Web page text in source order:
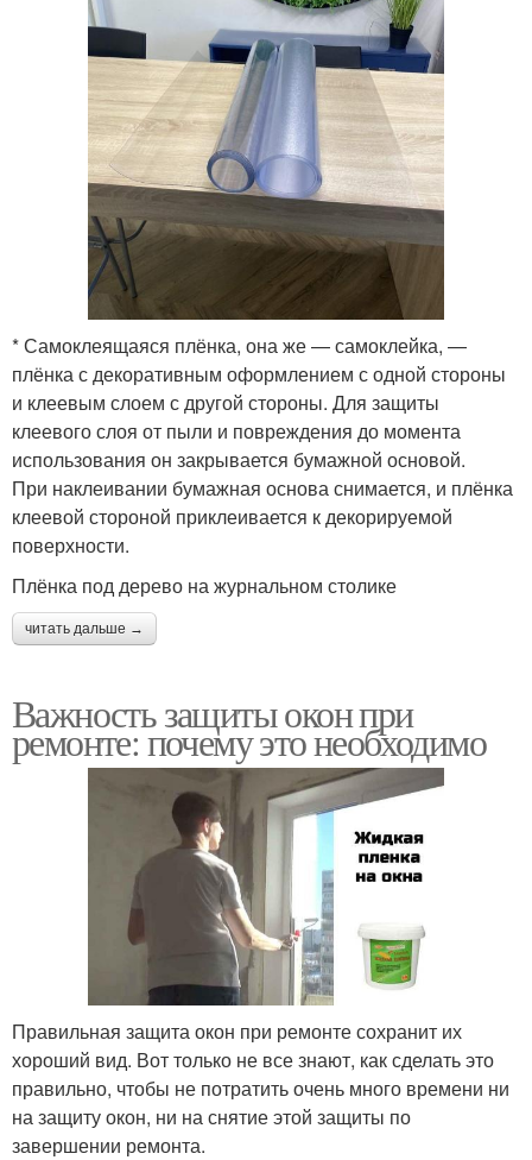
* Самоклеящаяся плёнка, она же — самоклейка, —
плёнка с декоративным оформлением с одной стороны
и клеевым слоем с другой стороны. Для защиты
клеевого слоя от пыли и повреждения до момента
использования он закрывается бумажной основой.
При наклеивании бумажная основа снимается, и плёнка
клеевой стороной приклеивается к декорируемой
поверхности.
Плёнка под дерево на журнальном столике
читать дальше →
Важность защиты окон при
ремонте: почему это необходимо
Правильная защита окон при ремонте сохранит их
хороший вид. Вот только не все знают, как сделать это
правильно, чтобы не потратить очень много времени ни
на защиту окон, ни на снятие этой защиты по
завершении ремонта.